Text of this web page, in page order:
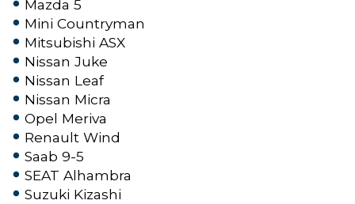
Mazda 5
Mini Countryman
Mitsubishi ASX
Nissan Juke
Nissan Leaf
Nissan Micra
Opel Meriva
Renault Wind
Saab 9-5
SEAT Alhambra
Suzuki Kizashi